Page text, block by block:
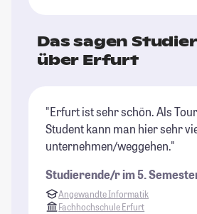
Das sagen
über Erfurt
"Erfurt ist sehr schön. Als
Student kann man hier sehr
unternehmen/weggehen."
Studierende/r im 5.
Angewandte Informatik
Fachhochschule Erfurt